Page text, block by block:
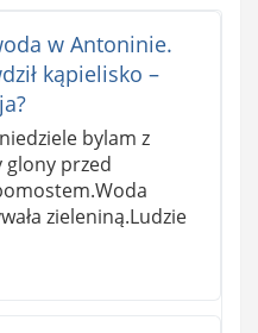
w Antoninie.
kąpielisko –
bylam z
glony przed
zieleniną.Ludzie